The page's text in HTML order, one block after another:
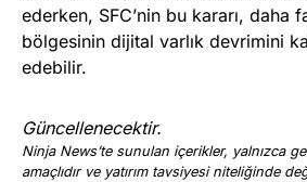
ederken, SFC’nin bu kararı, daha
bölgesinin dijital varlık devrimini
edebilir.
Güncellenecektir.
Ninja News’te sunulan içerikler, yalnızca
amaçlıdır ve yatırım tavsiyesi niteliğinde